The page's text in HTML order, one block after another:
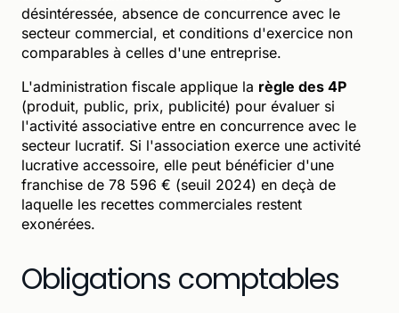
désintéressée, absence de concurrence avec le
secteur commercial, et conditions d'exercice non
comparables à celles d'une entreprise.
L'administration fiscale applique la règle des 4P
(produit, public, prix, publicité) pour évaluer si
l'activité associative entre en concurrence avec le
secteur lucratif. Si l'association exerce une activité
lucrative accessoire, elle peut bénéficier d'une
franchise de 78 596 € (seuil 2024) en deçà de
laquelle les recettes commerciales restent
exonérées.
Obligations comptables